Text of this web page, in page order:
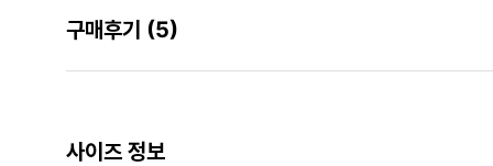
구매후기 (5)
사이즈 정보